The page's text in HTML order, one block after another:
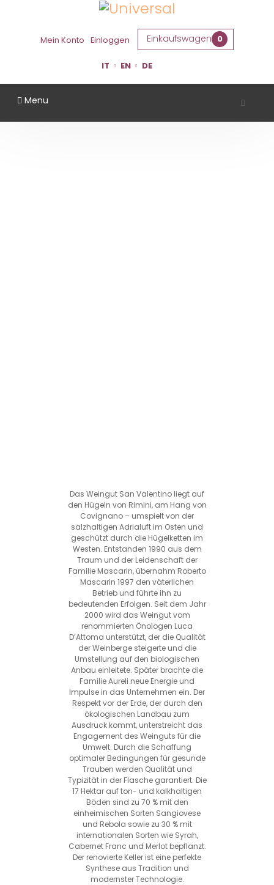
Mein Konto Einloggen Einkaufswagen 0
IT EN DE
Menu
Das Weingut San Valentino liegt auf
den Hügeln von Rimini, am Hang von
Covignano – umspielt von der
salzhaltigen Adrialuft im Osten und
geschützt durch die Hügelketten im
Westen. Entstanden 1990 aus dem
Traum und der Leidenschaft der
Familie Mascarin, übernahm Roberto
Mascarin 1997 den väterlichen
Betrieb und führte ihn zu
bedeutenden Erfolgen. Seit dem Jahr
2000 wird das Weingut vom
renommierten Önologen Luca
D’Attoma unterstützt, der die Qualität
der Weinberge steigerte und die
Umstellung auf den biologischen
Anbau einleitete. Später brachte die
Familie Aureli neue Energie und
Impulse in das Unternehmen ein. Der
Respekt vor der Erde, der durch den
ökologischen Landbau zum
Ausdruck kommt, unterstreicht das
Engagement des Weinguts für die
Umwelt. Durch die Schaffung
optimaler Bedingungen für gesunde
Trauben werden Qualität und
Typizität in der Flasche garantiert. Die
17 Hektar auf ton- und kalkhaltigen
Böden sind zu 70 % mit den
einheimischen Sorten Sangiovese
und Rebola sowie zu 30 % mit
internationalen Sorten wie Syrah,
Cabernet Franc und Merlot bepflanzt.
Der renovierte Keller ist eine perfekte
Synthese aus Tradition und
modernster Technologie.